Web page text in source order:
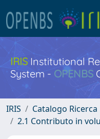
IRISInstitutional
System - OPENBS
IRIS Catalogo Ricerca
2.1 Contributo in